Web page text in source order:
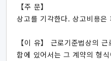
【주 문】
상고를 기각한다. 상고비용은
【이 유】 근로기준법상의
함에 있어서는 그 계약의 형